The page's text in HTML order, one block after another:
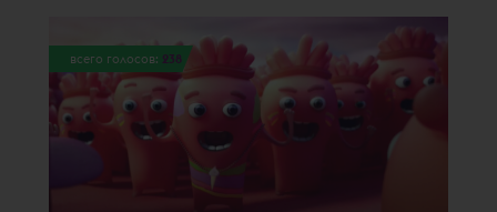
всего голосов: 238